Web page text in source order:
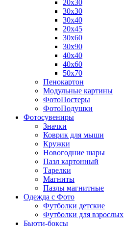
20х30
30х30
30х40
20х45
30х60
30х90
40х40
40х60
50х70
Пенокартон
Модульные картины
ФотоПостеры
ФотоПодушки
Фотоcувениры
Значки
Коврик для мыши
Кружки
Новогодние шары
Пазл картонный
Тарелки
Магниты
Пазлы магнитные
Одежда с Фото
Футболки детские
Футболки для взрослых
Бьюти-боксы